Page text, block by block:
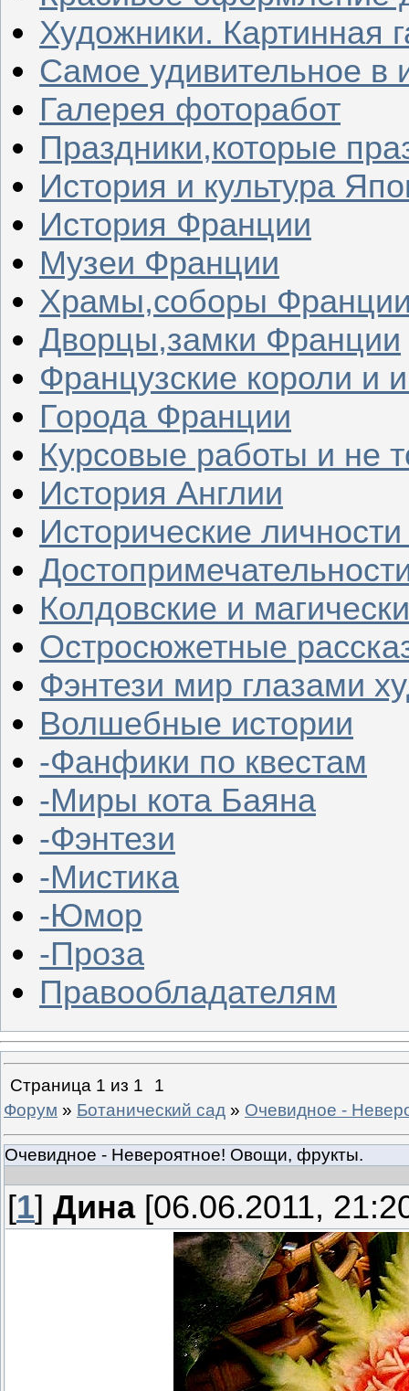
Художники. Картинная
Самое удивительное в
Галерея фоторабот
Праздники,которые
История и культура
История Франции
Музеи Франции
Храмы,соборы
Дворцы,замки Франции
Французские короли и
Города Франции
Курсовые работы и не
История Англии
Исторические
Колдовские и
Остросюжетные
Фэнтези мир глазами
Волшебные истории
-Фанфики по квестам
-Миры кота Баяна
-Фэнтези
-Мистика
-Юмор
-Проза
Правообладателям
Страница 1 из 1
1
Форум » Ботанический сад » Очевидное -
Очевидное - Невероятное! Овощи, фрукты.
[1] Дина[06.06.2011,